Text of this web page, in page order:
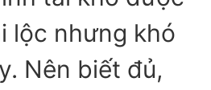
lộc nhưng khó
Nên biết đủ,